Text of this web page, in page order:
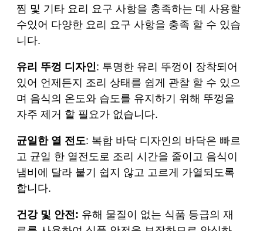
찜 및 기타 요리 요구 사항을 충족하는 데 사용할
수있어 다양한 요리 요구 사항을 충족 할 수 있습
니다.
유리 뚜껑 디자인: 투명한 유리 뚜껑이 장착되어
있어 언제든지 조리 상태를 쉽게 관찰 할 수 있으
며 음식의 온도와 습도를 유지하기 위해 뚜껑을
자주 제거 할 필요가 없습니다.
균일한 열 전도: 복합 바닥 디자인의 바닥은 빠르
고 균일 한 열전도로 조리 시간을 줄이고 음식이
냄비에 달라 붙기 쉽지 않고 고르게 가열되도록
합니다.
건강 및 안전: 유해 물질이 없는 식품 등급의 재